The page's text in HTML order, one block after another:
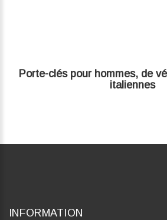
Porte-clés pour hommes, de
italiennes
INFORMATION